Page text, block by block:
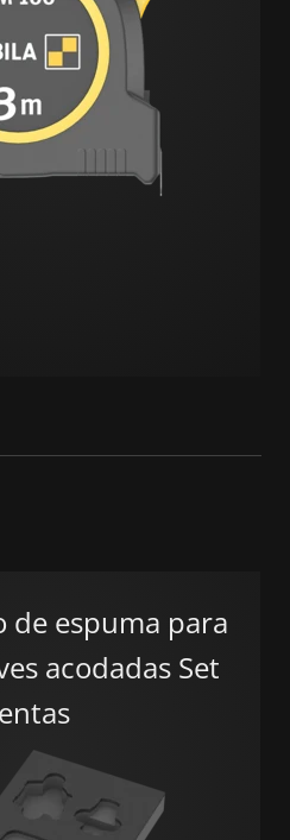
de espuma para
acodadas Set